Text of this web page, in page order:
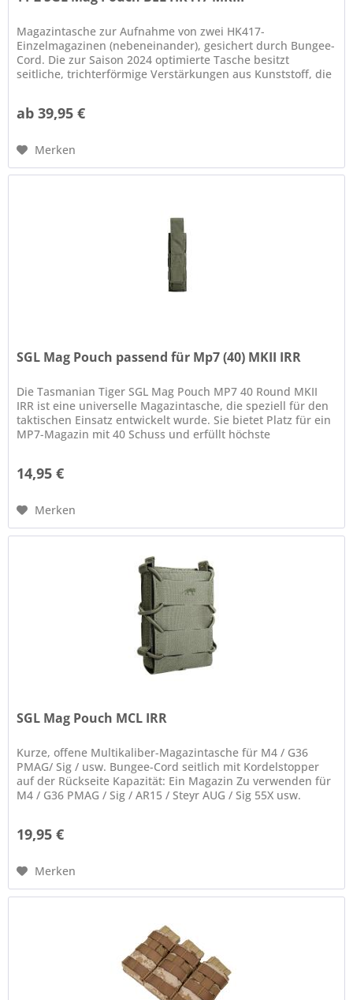
Magazintasche zur Aufnahme von zwei HK417-
Einzelmagazinen (nebeneinander), gesichert durch Bungee-
Cord. Die zur Saison 2024 optimierte Tasche besitzt
seitliche, trichterförmige Verstärkungen aus Kunststoff, die
ab 39,95 €
Merken
SGL Mag Pouch passend für Mp7 (40) MKII IRR
Die Tasmanian Tiger SGL Mag Pouch MP7 40 Round MKII
IRR ist eine universelle Magazintasche, die speziell für den
taktischen Einsatz entwickelt wurde. Sie bietet Platz für ein
MP7-Magazin mit 40 Schuss und erfüllt höchste
14,95 €
Merken
SGL Mag Pouch MCL IRR
Kurze, offene Multikaliber-Magazintasche für M4 / G36
PMAG/ Sig / usw. Bungee-Cord seitlich mit Kordelstopper
auf der Rückseite Kapazität: Ein Magazin Zu verwenden für
M4 / G36 PMAG / Sig / AR15 / Steyr AUG / Sig 55X usw.
19,95 €
Merken